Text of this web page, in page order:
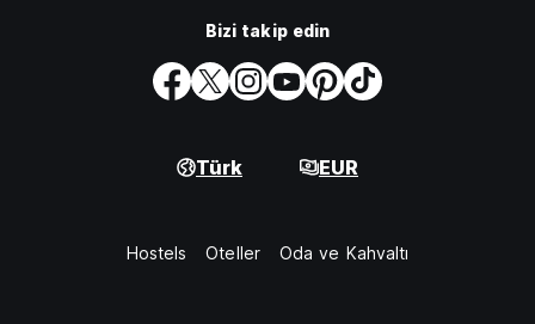
Bizi takip edin
Türk EUR
Hostels Oteller Oda ve Kahvaltı